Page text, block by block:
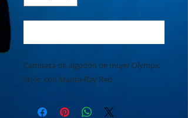
Camiseta de algodón de mujer Olympic
Style, con Manta-Ray Red